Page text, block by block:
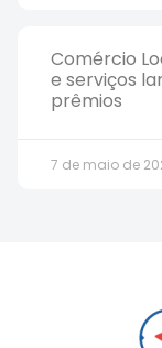
Comércio
e serviços
prêmios
7 de maio de